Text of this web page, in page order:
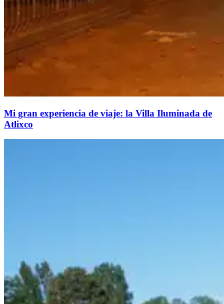
Mi gran experiencia de viaje: la Villa Iluminada de
Atlixco